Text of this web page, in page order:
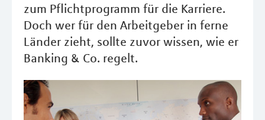
zum Pflichtprogramm für die Karriere.
Doch wer für den Arbeitgeber in ferne
Länder zieht, sollte zuvor wissen, wie er
Banking & Co. regelt.